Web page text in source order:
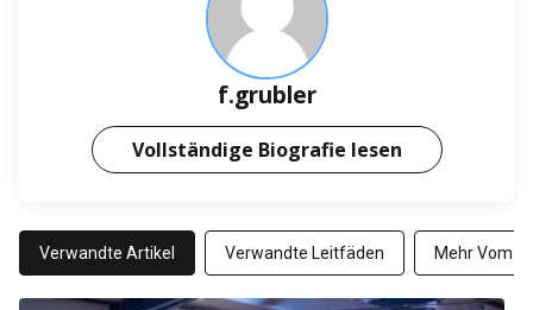
f.grubler
Vollständige Biografie lesen
Verwandte Artikel Verwandte Leitfäden Mehr Vom